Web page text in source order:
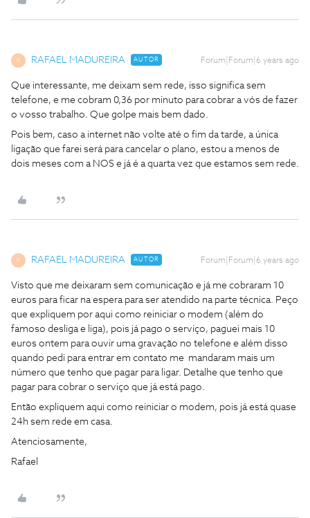
R RAFAEL MADUREIRA AUTOR Forum|Forum|6 years ago
Que interessante, me deixam sem rede, isso significa sem
telefone, e me cobram 0,36 por minuto para cobrar a vós de fazer
o vosso trabalho. Que golpe mais bem dado.
Pois bem, caso a internet não volte até o fim da tarde, a única
ligação que farei será para cancelar o plano, estou a menos de
dois meses com a NOS e já é a quarta vez que estamos sem rede.
R RAFAEL MADUREIRA AUTOR Forum|Forum|6 years ago
Visto que me deixaram sem comunicação e já me cobraram 10
euros para ficar na espera para ser atendido na parte técnica. Peço
que expliquem por aqui como reiniciar o modem (além do
famoso desliga e liga), pois já pago o serviço, paguei mais 10
euros ontem para ouvir uma gravação no telefone e além disso
quando pedi para entrar em contato me mandaram mais um
número que tenho que pagar para ligar. Detalhe que tenho que
pagar para cobrar o serviço que já está pago.
Então expliquem aqui como reiniciar o modem, pois já está quase
24h sem rede em casa.
Atenciosamente,
Rafael